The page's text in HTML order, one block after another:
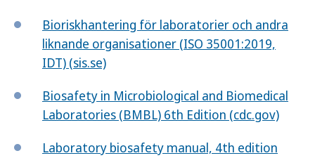
Bioriskhantering för laboratorier och andra
liknande organisationer (ISO 35001:2019,
IDT) (sis.se)
Biosafety in Microbiological and Biomedical
Laboratories (BMBL) 6th Edition (cdc.gov)
Laboratory biosafety manual, 4th edition